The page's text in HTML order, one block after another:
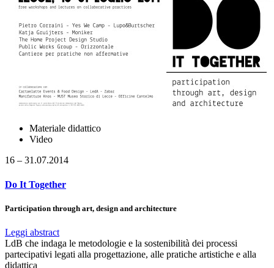
Materiale didattico
Video
16 – 31.07.2014
Do It Together
Participation through art, design and architecture
Leggi abstract
LdB che indaga le metodologie e la sostenibilità dei processi
partecipativi legati alla progettazione, alle pratiche artistiche e alla
didattica